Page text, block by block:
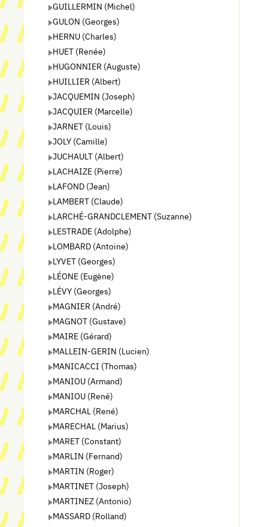
GUILLERMIN (Michel)
GULON (Georges)
HERNU (Charles)
HUET (Renée)
HUGONNIER (Auguste)
HUILLIER (Albert)
JACQUEMIN (Joseph)
JACQUIER (Marcelle)
JARNET (Louis)
JOLY (Camille)
JUCHAULT (Albert)
LACHAIZE (Pierre)
LAFOND (Jean)
LAMBERT (Claude)
LARCHÉ-GRANDCLEMENT (Suzanne)
LESTRADE (Adolphe)
LOMBARD (Antoine)
LYVET (Georges)
LÉONE (Eugène)
LÉVY (Georges)
MAGNIER (André)
MAGNOT (Gustave)
MAIRE (Gérard)
MALLEIN-GERIN (Lucien)
MANICACCI (Thomas)
MANIOU (Armand)
MANIOU (René)
MARCHAL (René)
MARECHAL (Marius)
MARET (Constant)
MARLIN (Fernand)
MARTIN (Roger)
MARTINET (Joseph)
MARTINEZ (Antonio)
MASSARD (Rolland)